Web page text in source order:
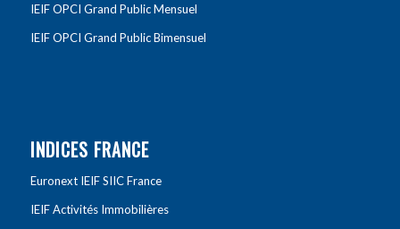
IEIF OPCI Grand Public Mensuel
IEIF OPCI Grand Public Bimensuel
INDICES FRANCE
Euronext IEIF SIIC France
IEIF Activités Immobilières